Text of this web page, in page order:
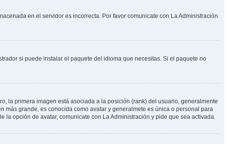
en el servidor es incorrecta. Por favor comunicate con La Administración
si puede instalar el paquete del idioma que necesitas. Si el paquete no
la primera imagen está asociada a la posición (rank) del usuario, generalmente
grande, es conocida como avatar y generalmete es única o personal para
opción de avatar, comunicate con La Administración y pide que sea activada.